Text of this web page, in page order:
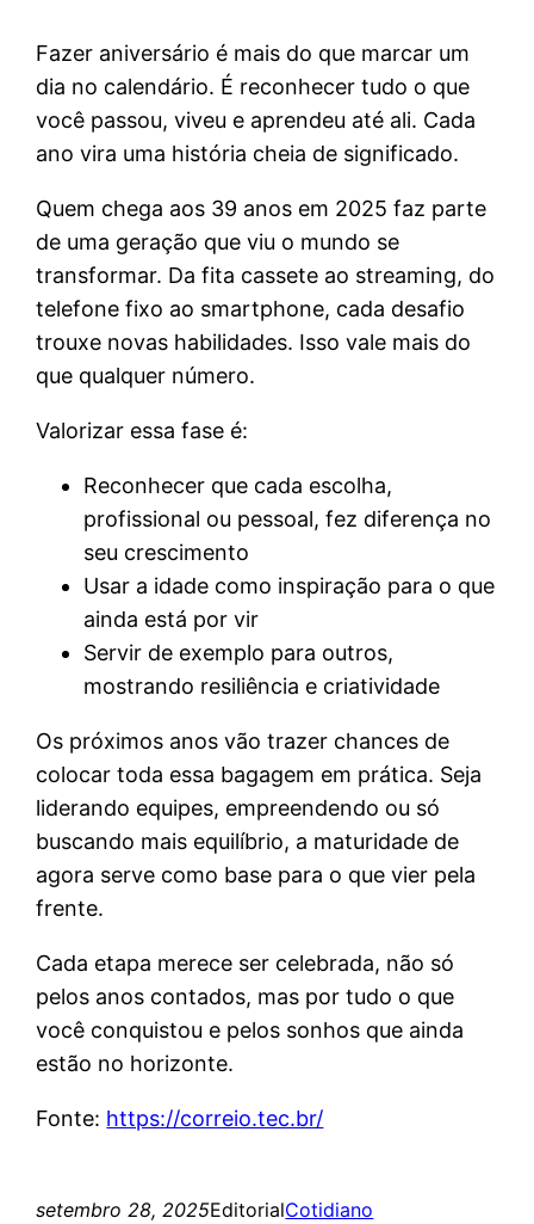
Fazer aniversário é mais do que marcar um
dia no calendário. É reconhecer tudo o que
você passou, viveu e aprendeu até ali. Cada
ano vira uma história cheia de significado.
Quem chega aos 39 anos em 2025 faz parte
de uma geração que viu o mundo se
transformar. Da fita cassete ao streaming, do
telefone fixo ao smartphone, cada desafio
trouxe novas habilidades. Isso vale mais do
que qualquer número.
Valorizar essa fase é:
Reconhecer que cada escolha,
profissional ou pessoal, fez diferença no
seu crescimento
Usar a idade como inspiração para o que
ainda está por vir
Servir de exemplo para outros,
mostrando resiliência e criatividade
Os próximos anos vão trazer chances de
colocar toda essa bagagem em prática. Seja
liderando equipes, empreendendo ou só
buscando mais equilíbrio, a maturidade de
agora serve como base para o que vier pela
frente.
Cada etapa merece ser celebrada, não só
pelos anos contados, mas por tudo o que
você conquistou e pelos sonhos que ainda
estão no horizonte.
Fonte: https://correio.tec.br/
setembro 28, 2025EditorialCotidiano